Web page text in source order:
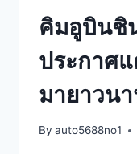
คิมอูบินชิ
ประกาศ
มายาวน
By auto5688no1